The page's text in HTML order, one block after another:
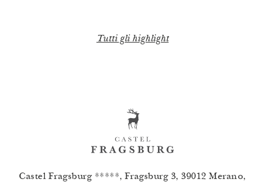
Tutti gli highlight
Castel Fragsburg *****, Fragsburg 3, 39012 Merano,